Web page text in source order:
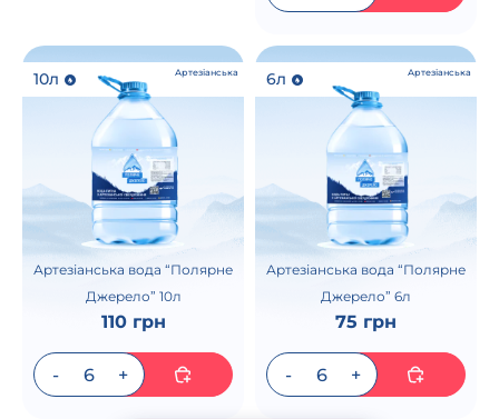
10л Артезіанська
Артезіанська вода “Полярне
Джерело” 10л
110 грн
6л Артезіанська
Артезіанська вода “Полярне
Джерело” 6л
75 грн